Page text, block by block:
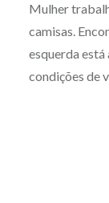
Mulher
camisas.
esquerda está
condições de